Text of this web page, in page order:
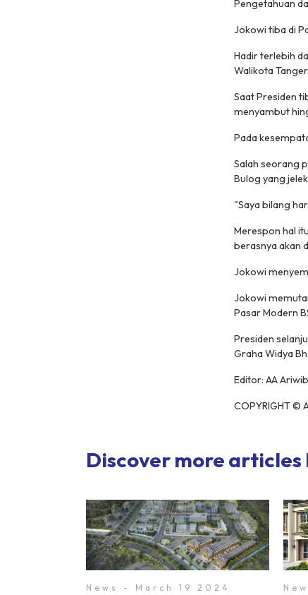
Pengetahuan
Jokowi tiba di
Hadir terlebih
Walikota
Saat Presiden
menyambut
Pada
Salah seorang
Bulog yang
"Saya bilang
Merespon hal
berasnya akan
Jokowi
Jokowi
Pasar Modern
Presiden
Graha Widya
Editor: AA
COPYRIGHT ©
Discover more articles
News - March 19 2024